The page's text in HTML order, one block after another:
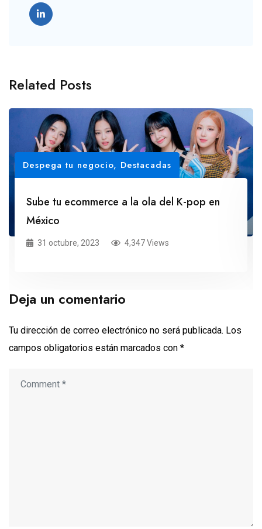
Related Posts
Despega tu negocio, Destacadas
Sube tu ecommerce a la ola del K-pop en
México
31 octubre, 2023 4,347 Views
Deja un comentario
Tu dirección de correo electrónico no será publicada. Los
campos obligatorios están marcados con *